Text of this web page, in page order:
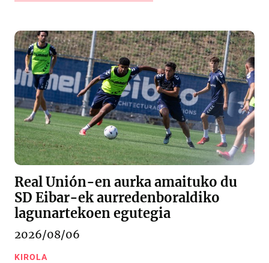
Real Unión-en aurka amaituko du
SD Eibar-ek aurredenboraldiko
lagunartekoen egutegia
2026/08/06
KIROLA